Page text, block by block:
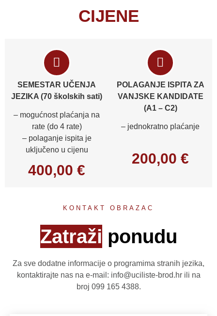
CIJENE
SEMESTAR UČENJA
JEZIKA (70 školskih sati)
– mogućnost plaćanja na
rate (do 4 rate)
– polaganje ispita je
uključeno u cijenu
400,00 €
POLAGANJE ISPITA ZA
VANJSKE KANDIDATE
(A1 – C2)
– jednokratno plaćanje
200,00 €
KONTAKT OBRAZAC
Zatraži ponudu
Za sve dodatne informacije o programima stranih jezika,
kontaktirajte nas na e-mail: info@uciliste-brod.hrili na
broj 099 165 4388.